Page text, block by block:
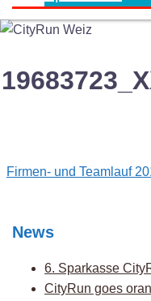
Post
Firmen- und Teamlauf
News
6. Sparkasse
CityRun goes